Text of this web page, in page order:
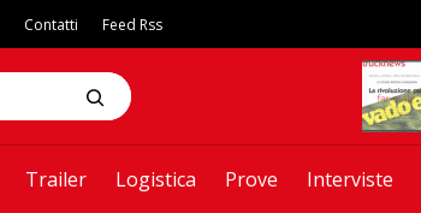
Trailer Logistica Prove Interviste
Contatti Feed Rss